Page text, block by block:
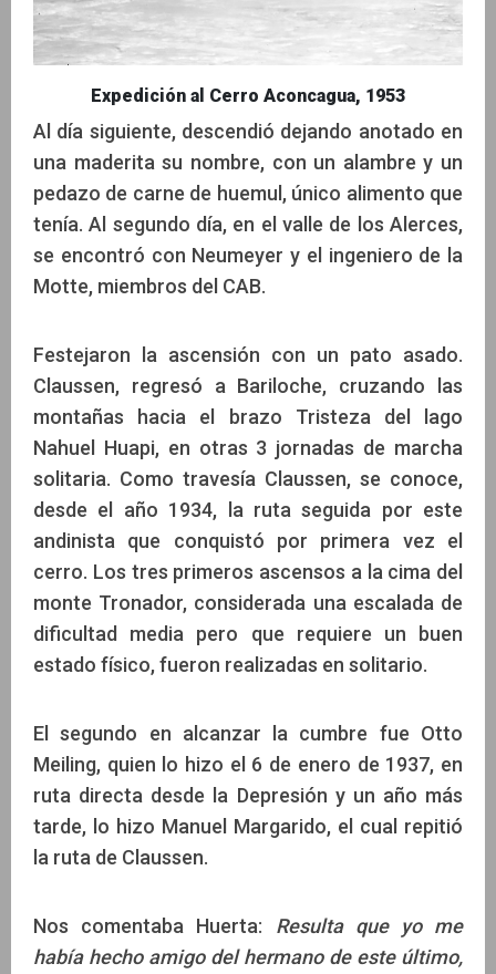
Expedición al Cerro Aconcagua, 1953
Al día siguiente, descendió dejando anotado en
una maderita su nombre, con un alambre y un
pedazo de carne de huemul, único alimento que
tenía. Al segundo día, en el valle de los Alerces,
se encontró con Neumeyer y el ingeniero de la
Motte, miembros del CAB.
Festejaron la ascensión con un pato asado.
Claussen, regresó a Bariloche, cruzando las
montañas hacia el brazo Tristeza del lago
Nahuel Huapi, en otras 3 jornadas de marcha
solitaria. Como travesía Claussen, se conoce,
desde el año 1934, la ruta seguida por este
andinista que conquistó por primera vez el
cerro. Los tres primeros ascensos a la cima del
monte Tronador, considerada una escalada de
dificultad media pero que requiere un buen
estado físico, fueron realizadas en solitario.
El segundo en alcanzar la cumbre fue Otto
Meiling, quien lo hizo el 6 de enero de 1937, en
ruta directa desde la Depresión y un año más
tarde, lo hizo Manuel Margarido, el cual repitió
la ruta de Claussen.
Nos comentaba Huerta: Resulta que yo me
había hecho amigo del hermano de este último,